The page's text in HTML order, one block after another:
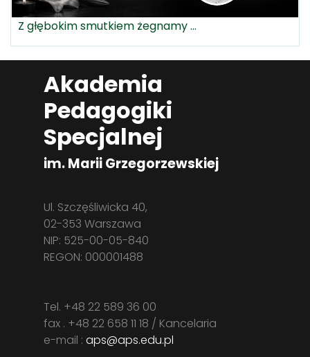
Z głębokim smutkiem żegnamy ...
Akademia
Pedagogiki
Specjalnej
im. Marii Grzegorzewskiej
Ul. Szczęśliwicka 40,
02-353 Warszawa
NIP: 525-00-05-840
REGON: 000001488
Tel. +48 22 589 36 00
fax . +48 22 658 11 18 / Kancelaria
e-mail : aps@aps.edu.pl